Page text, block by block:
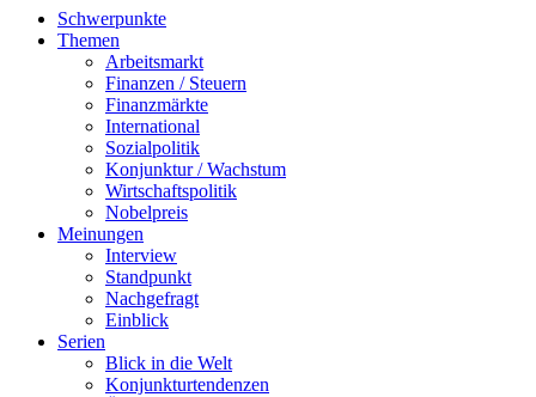
Schwerpunkte
Themen
Arbeitsmarkt
Finanzen / Steuern
Finanzmärkte
International
Sozialpolitik
Konjunktur / Wachstum
Wirtschaftspolitik
Nobelpreis
Meinungen
Interview
Standpunkt
Nachgefragt
Einblick
Serien
Blick in die Welt
Konjunkturtendenzen